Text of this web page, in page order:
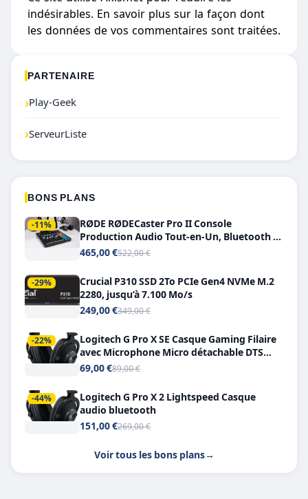
indésirables. En savoir plus sur la façon dont
les données de vos commentaires sont traitées.
PARTENAIRE
›Play-Geek
›ServeurListe
BONS PLANS
-11%
RØDE RØDECaster Pro II Console
Production Audio Tout-en-Un, Bluetooth et
Double USB-C
465,00 €522,00 €
-29%
Crucial P310 SSD 2To PCIe Gen4 NVMe M.2
2280, jusqu’à 7.100 Mo/s
249,00 €349,00 €
-22%
Logitech G Pro X SE Casque Gaming Filaire
avec Microphone Micro détachable DTS
Headphone X 7.1
69,00 €89,00 €
-44%
Logitech G Pro X 2 Lightspeed Casque
audio bluetooth
151,00 €269,00 €
Voir tous les bons plans→